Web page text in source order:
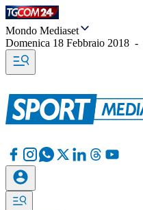
Mondo Mediaset
Domenica 18 Febbraio 2018 -